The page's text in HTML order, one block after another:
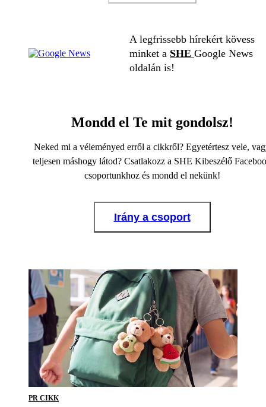
A legfrissebb hírekért kövess
minket a SHE Google News
oldalán is!
Mondd el Te mit gondolsz!
Neked mi a véleményed erről a cikkről? Egyetértesz vele,
teljesen máshogy látod? Csatlakozz a SHE Kibeszélő
csoportunkhoz és mondd el nekünk!
Irány a csoport
PR CIKK